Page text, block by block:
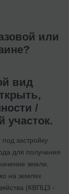
или
вид
/
участок.
застройку
для получения
земли,
на землях
(КВПЦЗ -